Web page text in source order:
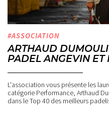
#ASSOCIATION
ARTHAUD
PADEL ANGEVIN ET
L'association vous présente les
catégorie Performance, Arthaud
dans le Top 40 des meilleurs